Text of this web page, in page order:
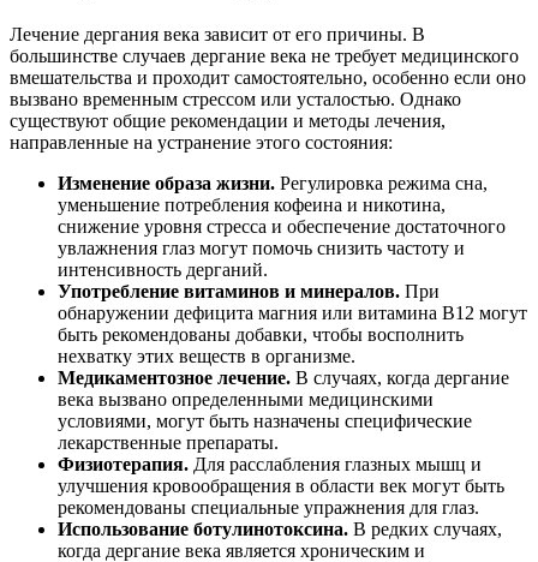
Лечение дергания века зависит от его причины. В
большинстве случаев дергание века не требует медицинского
вмешательства и проходит самостоятельно, особенно если оно
вызвано временным стрессом или усталостью. Однако
существуют общие рекомендации и методы лечения,
направленные на устранение этого состояния:
Изменение образа жизни. Регулировка режима сна,
уменьшение потребления кофеина и никотина,
снижение уровня стресса и обеспечение достаточного
увлажнения глаз могут помочь снизить частоту и
интенсивность дерганий.
Употребление витаминов и минералов. При
обнаружении дефицита магния или витамина B12 могут
быть рекомендованы добавки, чтобы восполнить
нехватку этих веществ в организме.
Медикаментозное лечение. В случаях, когда дергание
века вызвано определенными медицинскими
условиями, могут быть назначены специфические
лекарственные препараты.
Физиотерапия. Для расслабления глазных мышц и
улучшения кровообращения в области век могут быть
рекомендованы специальные упражнения для глаз.
Использование ботулинотоксина. В редких случаях,
когда дергание века является хроническим и